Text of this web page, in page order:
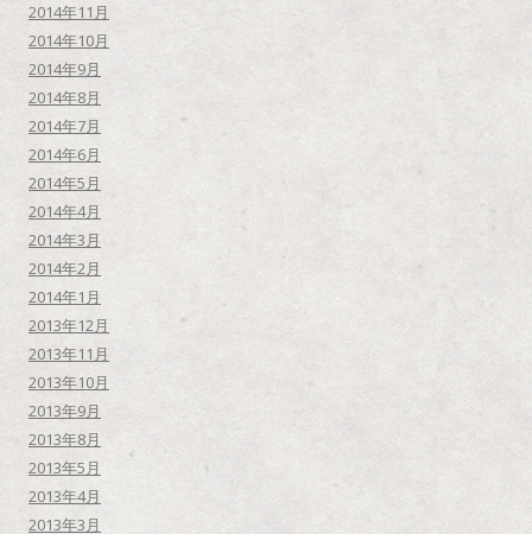
2014年11月
2014年10月
2014年9月
2014年8月
2014年7月
2014年6月
2014年5月
2014年4月
2014年3月
2014年2月
2014年1月
2013年12月
2013年11月
2013年10月
2013年9月
2013年8月
2013年5月
2013年4月
2013年3月